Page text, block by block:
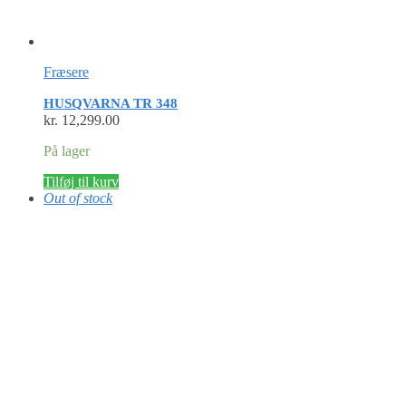
Fræsere
HUSQVARNA TR 348
kr. 12,299.00
På lager
Tilføj til kurv
Out of stock